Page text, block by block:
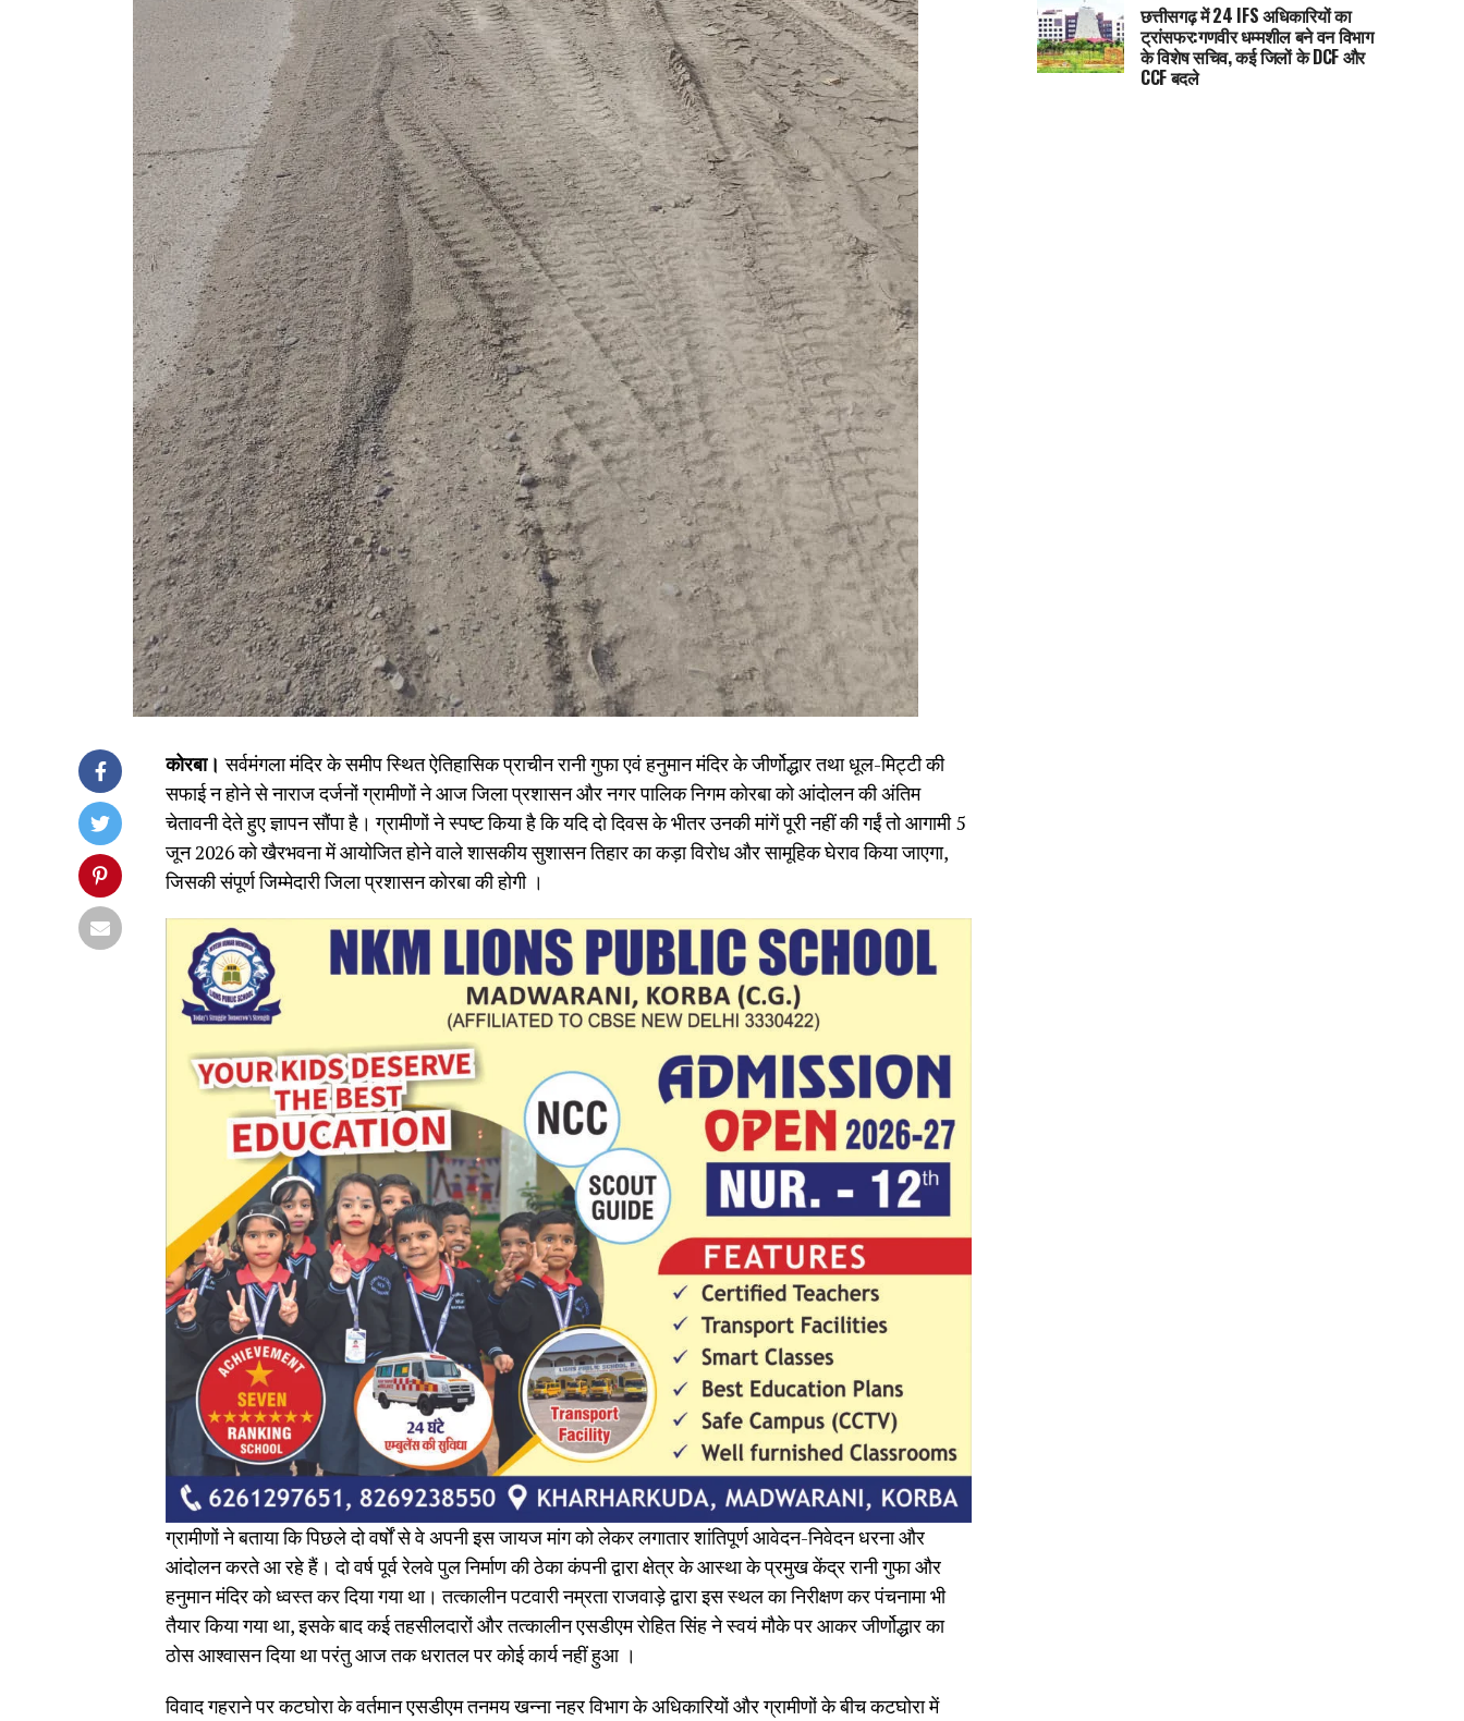
कोरबा।सर्वमंगला मंदिर के समीप स्थित ऐतिहासिक प्राचीन रानी गुफा एवं हनुमान मंदिर के जीर्णोद्धार तथा धूल-मिट्टी की
सफाई न होने से नाराज दर्जनों ग्रामीणों ने आज जिला प्रशासन और नगर पालिक निगम कोरबा को आंदोलन की अंतिम
चेतावनी देते हुए ज्ञापन सौंपा है। ग्रामीणों ने स्पष्ट किया है कि यदि दो दिवस के भीतर उनकी मांगें पूरी नहीं की गईं तो आगामी 5
जून 2026 को खैरभवना में आयोजित होने वाले शासकीय सुशासन तिहार का कड़ा विरोध और सामूहिक घेराव किया जाएगा,
जिसकी संपूर्ण जिम्मेदारी जिला प्रशासन कोरबा की होगी ।
ग्रामीणों ने बताया कि पिछले दो वर्षों से वे अपनी इस जायज मांग को लेकर लगातार शांतिपूर्ण आवेदन-निवेदन धरना और
आंदोलन करते आ रहे हैं। दो वर्ष पूर्व रेलवे पुल निर्माण की ठेका कंपनी द्वारा क्षेत्र के आस्था के प्रमुख केंद्र रानी गुफा और
हनुमान मंदिर को ध्वस्त कर दिया गया था। तत्कालीन पटवारी नम्रता राजवाड़े द्वारा इस स्थल का निरीक्षण कर पंचनामा भी
तैयार किया गया था, इसके बाद कई तहसीलदारों और तत्कालीन एसडीएम रोहित सिंह ने स्वयं मौके पर आकर जीर्णोद्धार का
ठोस आश्वासन दिया था परंतु आज तक धरातल पर कोई कार्य नहीं हुआ ।
विवाद गहराने पर कटघोरा के वर्तमान एसडीएम तनमय खन्ना नहर विभाग के अधिकारियों और ग्रामीणों के बीच कटघोरा में
छत्तीसगढ़ में 24 IFS अधिकारियों का
ट्रांसफर:गणवीर धम्मशील बने वन विभाग
के विशेष सचिव, कई जिलों के DCF और
CCF बदले